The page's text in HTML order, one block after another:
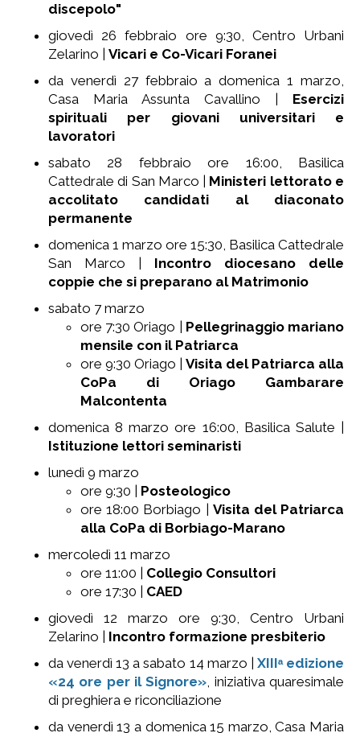
discepolo"
giovedì 26 febbraio ore 9:30, Centro Urbani
Zelarino | Vicari e Co-Vicari Foranei
da venerdì 27 febbraio a domenica 1 marzo,
Casa Maria Assunta Cavallino |
Esercizi
spirituali per giovani universitari e
lavoratori
sabato 28 febbraio ore 16:00, Basilica
Cattedrale di San Marco
Ministeri lettorato e
accolitato candidati al diaconato
permanente
domenica 1 marzo ore 15:30, Basilica Cattedrale
San Marco | Incontro diocesano delle
coppie che si preparano al Matrimonio
sabato 7 marzo
ore 7:30Oriago
Pellegrinaggio mariano
mensile con il Patriarca
ore 9:30 Oriago | Visita del Patriarca alla
CoPa di Oriago Gambarare
Malcontenta
domenica 8 marzo ore 16:00, Basilica Salute
Istituzione lettori seminaristi
lunedì 9 marzo
ore 9:30 | Posteologico
ore 18:00 Borbiago | Visita del Patriarca
alla CoPa di Borbiago-Marano
mercoledì 11 marzo
ore 11:00 | Collegio Consultori
ore 17:30 | CAED
giovedì 12 marzo ore 9:30, Centro Urbani
Zelarino | Incontro formazione presbiterio
da venerdì 13 a sabato 14 marzo |
XIIIᵃ edizione
«24 ore per il Signore», iniziativa quaresimale
di preghiera e riconciliazione
da venerdì 13 a domenica 15 marzo, Casa Maria